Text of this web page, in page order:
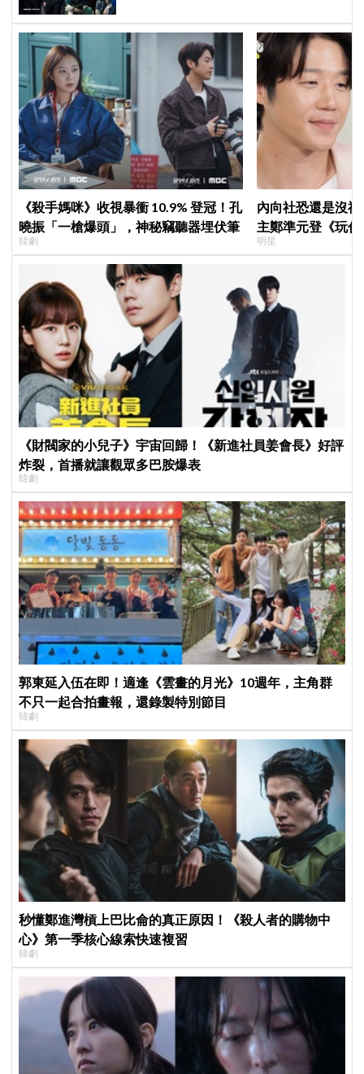
《殺手媽咪》收視暴衝 10.9% 登冠！孔
曉振「一槍爆頭」，神秘竊聽器埋伏筆
韓劇
內向社恐還是沒
主鄭準元登《玩
在錫、孔曉振狂
明星
《財閥家的小兒子》宇宙回歸！《新進社員姜會長》好評
炸裂，首播就讓觀眾多巴胺爆表
韓劇
郭東延入伍在即！適逢《雲畫的月光》10週年，主角群
不只一起合拍畫報，還錄製特別節目
韓劇
秒懂鄭進灣槓上巴比侖的真正原因！《殺人者的購物中
心》第一季核心線索快速複習
韓劇